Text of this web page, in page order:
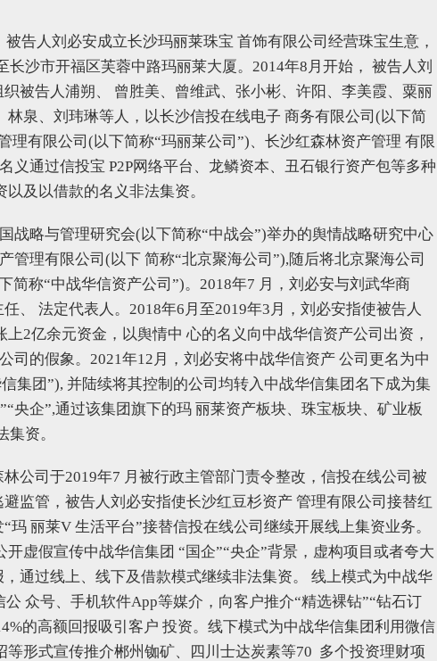
告人刘必安成立长沙玛丽莱珠宝 首饰有限公司经营珠宝生意，
长沙市开福区芙蓉中路玛丽莱大厦。2014年8月开始， 被告人刘
被告人浦朔、 曾胜美、曾维武、张小彬、许阳、李美霞、粟丽
泉、刘玮琳等人，以长沙信投在线电子 商务有限公司(以下简
理有限公司(以下简称“玛丽莱公司”)、长沙红森林资产管理 有限
义通过信投宝 P2P网络平台、龙鳞资本、丑石银行资产包等多种
及以借款的名义非法集资。
战略与管理研究会(以下简称“中战会”)举办的舆情战略研究中心
管理有限公司(以下 简称“北京聚海公司”),随后将北京聚海公司
简称“中战华信资产公司”)。2018年7 月，刘必安与刘武华商
、 法定代表人。2018年6月至2019年3月，刘必安指使被告人
2亿余元资金，以舆情中 心的名义向中战华信资产公司出资，
司的假象。2021年12月，刘必安将中战华信资产 公司更名为中
集团”), 并陆续将其控制的公司均转入中战华信集团名下成为集
央企”,通过该集团旗下的玛 丽莱资产板块、珠宝板块、矿业板
资。
公司于2019年7 月被行政主管部门责令整改，信投在线公司被
监管，被告人刘必安指使长沙红豆杉资产 管理有限公司接替红
丽莱V 生活平台”接替信投在线公司继续开展线上集资业务。
虚假宣传中战华信集团 “国企”“央企”背景，虚构项目或者夸大
通过线上、线下及借款模式继续非法集资。 线上模式为中战华
众号、手机软件App等媒介，向客户推介“精选裸钻”“钻石订
的高额回报吸引客户 投资。线下模式为中战华信集团利用微信
形式宣传推介郴州铷矿、四川士达炭素等70 多个投资理财项